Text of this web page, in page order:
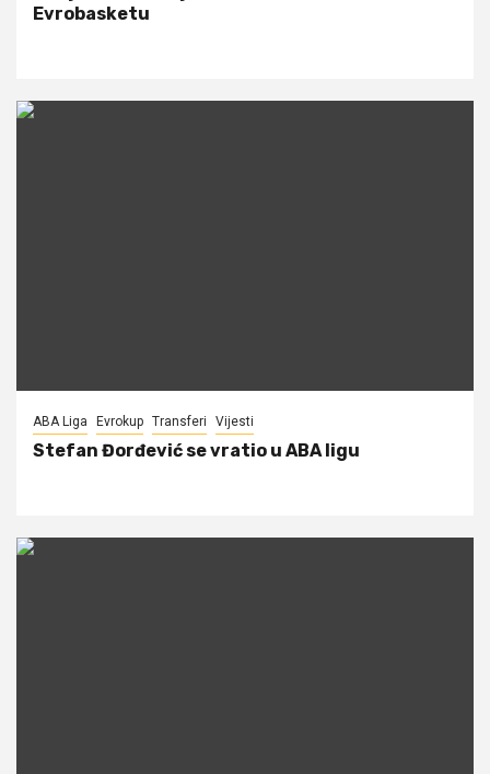
Evrobasketu
ABA Liga Evrokup Transferi Vijesti
Stefan Đorđević se vratio u ABA ligu